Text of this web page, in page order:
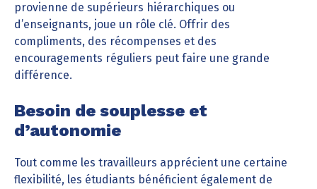
provienne de supérieurs hiérarchiques ou
d’enseignants, joue un rôle clé. Offrir des
compliments, des récompenses et des
encouragements réguliers peut faire une grande
différence.
Besoin de souplesse et
d’autonomie
Tout comme les travailleurs apprécient une certaine
flexibilité, les étudiants bénéficient également de